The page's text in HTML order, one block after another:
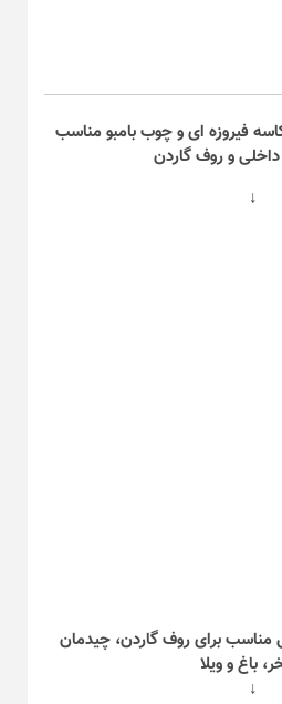
فیروزه ای و چوب بامبو مناسب
و روف گاردن
↓
برای روف گاردن، چیدمان
باغ و ویلا
↓